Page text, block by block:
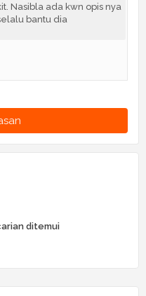
Nasibla ada kwn opis nya
bantu dia
ditemui